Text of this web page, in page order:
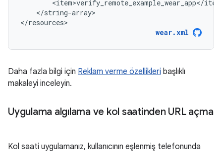
</string-array>
</resources>
wear.xml
Daha fazla bilgi için Reklam verme özellikleri başlıklı
makaleyi inceleyin.
Uygulama algılama ve kol saatinden URL açma
Kol saati uygulamanız, kullanıcının eşlenmiş telefonunda